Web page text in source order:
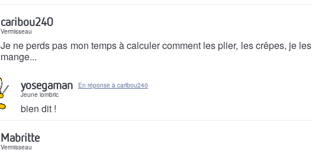
caribou240
Vermisseau
Je ne perds pas mon temps à calculer comment les plier, les crêpes, je les
mange...
yosegaman
En réponse à caribou240
Jeune lombric
bien dit !
Mabritte
Vermisseau